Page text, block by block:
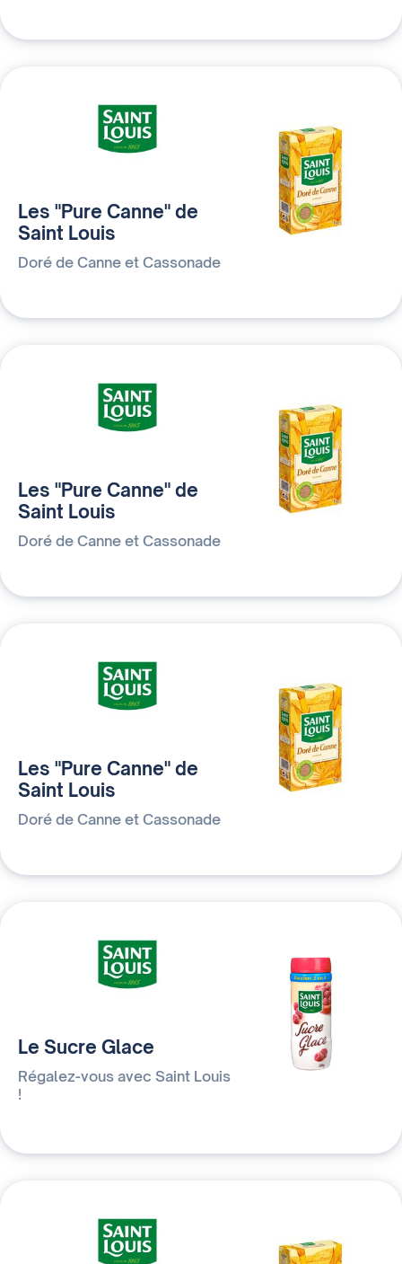
Les "Pure Canne" de
Saint Louis
Doré de Canne et Cassonade
Les "Pure Canne" de
Saint Louis
Doré de Canne et Cassonade
Les "Pure Canne" de
Saint Louis
Doré de Canne et Cassonade
Le Sucre Glace
Régalez-vous avec Saint Louis
!